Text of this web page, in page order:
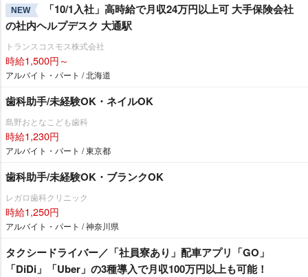
NEW
「10/1入社」高時給で月収24万円以上可 大手保険会社
の社内ヘルプデスク 大通駅
トランスコスモス株式会社
時給1,500円～
アルバイト・パート / 北海道
歯科助手/未経験OK・ネイルOK
島野おとなこども歯科
時給1,230円
アルバイト・パート / 東京都
歯科助手/未経験OK・ブランクOK
レガロ歯科クリニック
時給1,250円
アルバイト・パート / 神奈川県
タクシードライバー／「社員寮あり」配車アプリ「GO」
「DiDi」「Uber」の3種導入で月収100万円以上も可能！